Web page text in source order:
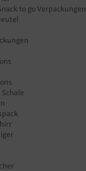
to go Verpackungen